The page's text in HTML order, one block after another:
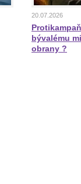
20.07.2026
bývalému
obrany ?